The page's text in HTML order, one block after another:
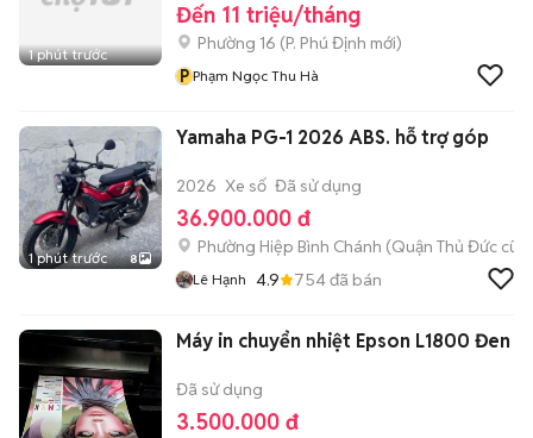
1 phút trước
Đến 11 triệu/tháng
Phường 16 (P. Phú Định mới)
P Phạm Ngọc Thu Hà
1 phút trước 8
Yamaha PG-1 2026 ABS. hỗ trợ góp
2026 Xe số Đã sử dụng
36.900.000 đ
Phường Hiệp Bình Chánh (Quận Thủ Đức cũ)
Lê Hạnh 4.9 754đã bán
Máy in chuyển nhiệt Epson L1800 Đen
Đã sử dụng
3.500.000 đ